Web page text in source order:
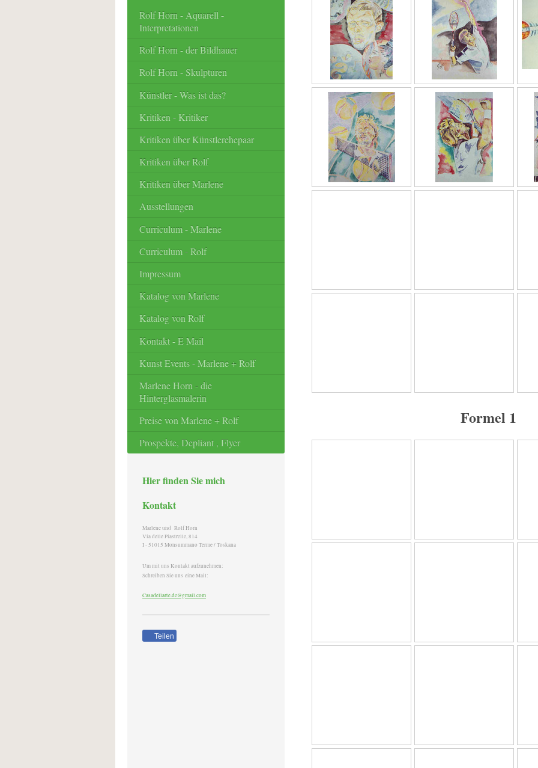
Formel 1
Rolf Horn - Aquarell -
Interpretationen
Rolf Horn - der Bildhauer
Rolf Horn - Skulpturen
Künstler - Was ist das?
Kritiken - Kritiker
Kritiken über Künstlerehepaar
Kritiken über Rolf
Kritiken über Marlene
Ausstellungen
Curriculum - Marlene
Curriculum - Rolf
Impressum
Katalog von Marlene
Katalog von Rolf
Kontakt - E Mail
Kunst Events - Marlene + Rolf
Marlene Horn - die
Hinterglasmalerin
Preise von Marlene + Rolf
Prospekte, Depliant , Flyer
Hier finden Sie mich
Kontakt
Marlene und Rolf Horn
Via delle Piastrelle, 814
I - 51015 Monsummano Terme / Toskana
Um mit uns Kontakt aufzunehmen:
Schreiben Sie uns eine Mail:
Casadellarte.de@gmail.com
Teilen